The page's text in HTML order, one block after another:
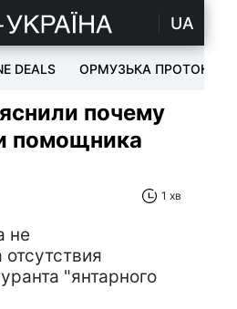
UA
DEALS ОРМУЗЬКА ПРОТОКА
почему
помощника
1 хв
не
"янтарного